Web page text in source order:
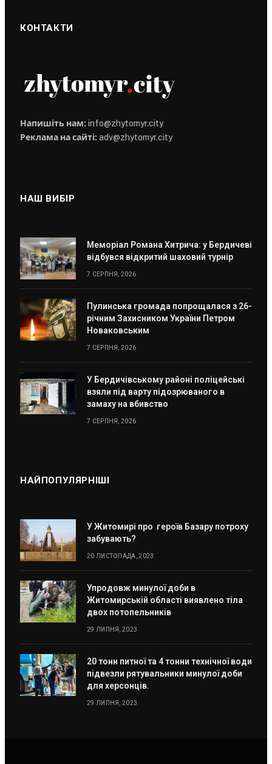
КОНТАКТИ
Напишіть нам: info@zhytomyr.city
Реклама на сайті: adv@zhytomyr.city
НАШ ВИБІР
Меморіал Романа Хитрича: у Бердичеві
відбувся відкритий шаховий турнір
7 СЕРПНЯ, 2026
Пулинська громада попрощалася з 26-
річним Захисником України Петром
Новаковським
7 СЕРПНЯ, 2026
У Бердичівському районі поліцейські
взяли під варту підозрюваного в
замаху на вбивство
7 СЕРПНЯ, 2026
НАЙПОПУЛЯРНІШІ
У Житомирі про героїв Базару потроху
забувають?
20 ЛИСТОПАДА, 2023
Упродовж минулої доби в
Житомирській області виявлено тіла
двох потопельників
29 ЛИПНЯ, 2023
20 тонн питної та 4 тонни технічної води
підвезли рятувальники минулої доби
для херсонців.
29 ЛИПНЯ, 2023